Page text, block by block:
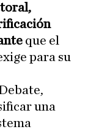
que el
para su
una